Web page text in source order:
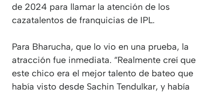
de 2024 para llamar la atención de los
cazatalentos de franquicias de IPL.
Para Bharucha, que lo vio en una prueba, la
atracción fue inmediata. “Realmente creí que
este chico era el mejor talento de bateo que
había visto desde Sachin Tendulkar, y había